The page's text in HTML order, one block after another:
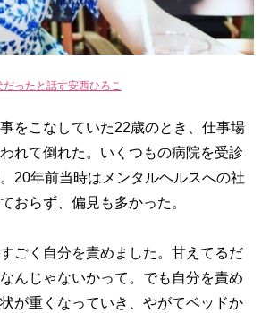
ったと話す安西ひろこ
をこなしていた22歳のとき、仕事場
れて倒れた。いくつもの病院を受診
20年前当時はメンタルヘルスへの社
おらず、偏見も多かった。
すごく自分を責めました。甘えてるだ
んじゃないかって。でも自分を責め
が重くなっていき、やがてベッドか